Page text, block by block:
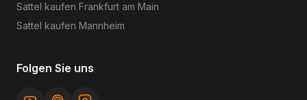
Sattel kaufen Frankfurt am Main
Sattel kaufen Mannheim
Folgen Sie uns